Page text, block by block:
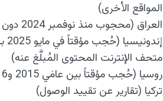
المواقع الأخرى)
العراق (محجوب منذ نوفمبر 2024 دون أي تفسير علني من وزارة الاتصالات)
متحف الإنترنت المحتوى المُبلَّغ عنه)
روسيا (حُجب مؤقتاً بين عامَي 2015 و2016)
تركيا (تقارير عن تقييد الوصول)